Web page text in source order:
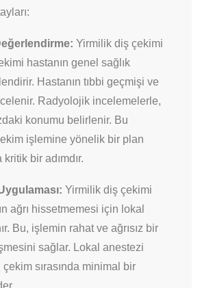
Yirmilik diş çekimi
hastanın genel sağlık
Hastanın tıbbi geçmişi ve
Radyolojik incelemelerle,
konumu belirlenir. Bu
işlemine yönelik bir plan
bir adımdır.
Yirmilik diş çekimi
ağrı hissetmemesi için lokal
Bu, işlemin rahat ve ağrısız bir
sağlar. Lokal anestezi
sırasında minimal bir